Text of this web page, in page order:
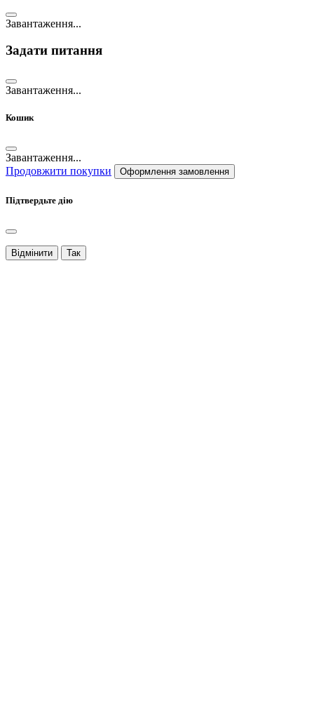
Завантаження...
Задати питання
Завантаження...
Кошик
Завантаження...
Продовжити покупки
Оформлення замовлення
Підтвердьте дію
Відмінити Так